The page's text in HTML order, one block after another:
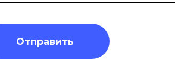
Отправить